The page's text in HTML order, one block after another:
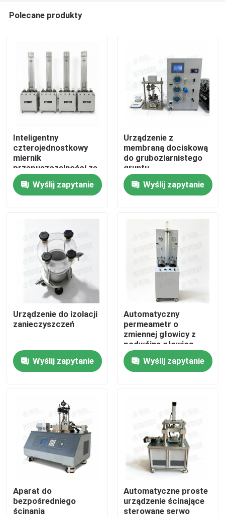
Produkty
Wycieczka po fabryce
Kontrola jakości
Poprosić o wycenę
Uniwersalna maszyna testująca
Maszyna do testowania betonu
Polecane produkty
Inteligentny
czterojednostkowy
miernik
przepuszczalności ze
opadającą głową
Wyślij zapytanie
Urządzenie z
membraną dociskową
do gruboziarnistego
gruntu
Wyślij zapytanie
Urządzenie do izolacji
zanieczyszczeń
Wyślij zapytanie
Automatyczny
permeametr o
zmiennej głowicy z
podwójną głowicą
Wyślij zapytanie
Aparat do
bezpośredniego
ścinania
Automatyczne proste
urządzenie ścinające
sterowane serwo